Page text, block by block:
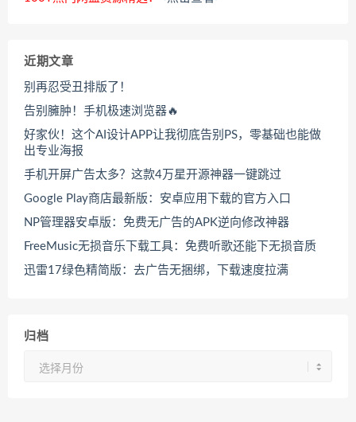
近期文章
别再忍受丑排版了！
告别臃肿！手机极速浏览器🔥
好家伙！这个AI设计APP让我彻底告别PS，零基础也能做
出专业海报
手机开屏广告太多？这款4万星开源神器一键跳过
Google Play商店最新版：安卓应用下载的官方入口
NP管理器安卓版：免费无广告的APK逆向修改神器
FreeMusic无损音乐下载工具：免费听歌还能下无损音质
迅雷17绿色精简版：去广告无捆绑，下载速度拉满
归档